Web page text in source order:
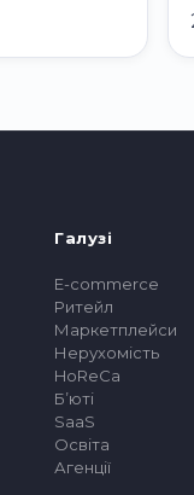
Галузі
E-commerce
Ритейл
Маркетплейси
Нерухомість
HoReCa
Бʼюті
SaaS
Освіта
Агенції